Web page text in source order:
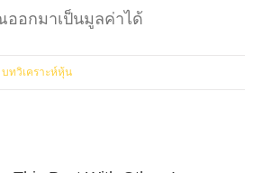
อกมาเป็นมูลค่าได้
บทวิเคราะห์หุ้น